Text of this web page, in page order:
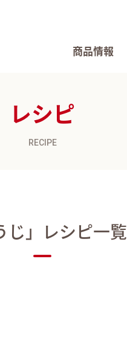
商品情報
レシピ
RECIPE
じ」 レシピ一覧